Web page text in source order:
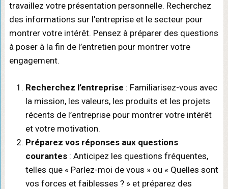
travaillez votre présentation personnelle. Recherchez
des informations sur l’entreprise et le secteur pour
montrer votre intérêt. Pensez à préparer des questions
à poser à la fin de l’entretien pour montrer votre
engagement.
Recherchez l’entreprise : Familiarisez-vous avec
la mission, les valeurs, les produits et les projets
récents de l’entreprise pour montrer votre intérêt
et votre motivation.
Préparez vos réponses aux questions
courantes: Anticipez les questions fréquentes,
telles que « Parlez-moi de vous » ou « Quelles sont
vos forces et faiblesses ? » et préparez des